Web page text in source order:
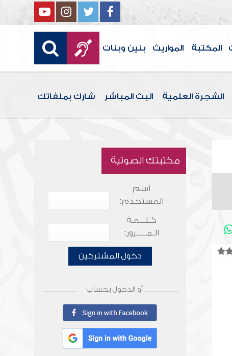
المكتبة المواريث بنين وبنات
الشجرة العلمية البث المباشر شارك بملفاتك
مكتبتك الصوتية
اسم
المستخدم:
كـلـــمـة
الـمـــــرور:
دخول المشتركين
أو الدخول بحساب